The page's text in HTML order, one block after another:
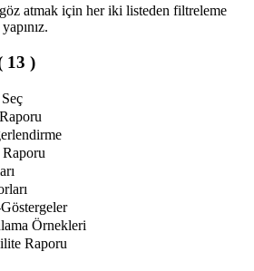
atmak için her iki listeden filtreleme
13 )
Örnekleri
Raporu